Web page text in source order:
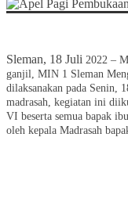
Sleman, 18 Juli 2022 –
ganjil, MIN 1 Sleman
dilaksanakan pada Senin,
madrasah, kegiatan ini
VI beserta semua bapak
oleh kepala Madrasah